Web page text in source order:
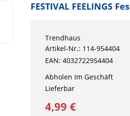
FESTIVAL FEELINGS
Trendhaus
Artikel-Nr.: 114-954404
EAN: 4032722954404
Abholen Im Geschäft
Lieferbar
4,99 €